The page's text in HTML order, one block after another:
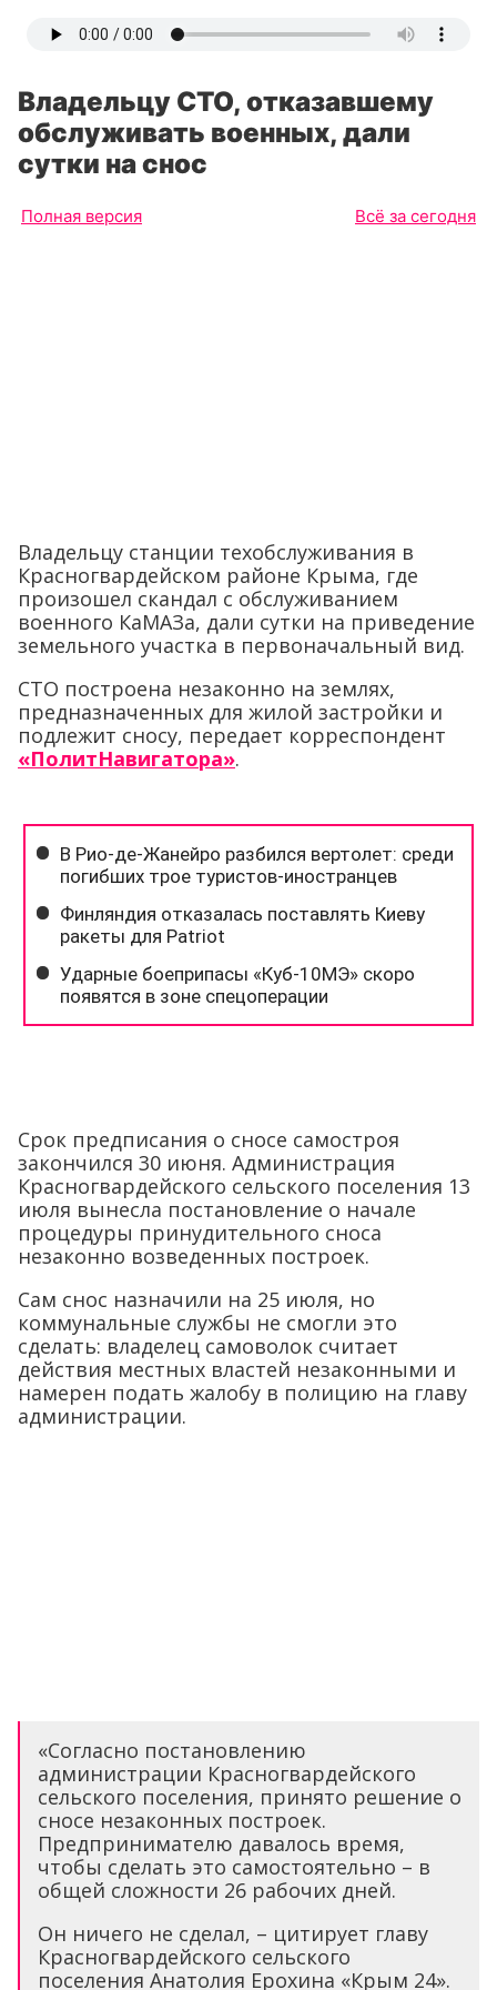
Владельцу СТО, отказавшему
обслуживать военных, дали
сутки на снос
Полная версия Всё за сегодня
Владельцу станции техобслуживания в
Красногвардейском районе Крыма, где
произошел скандал с обслуживанием
военного КаМАЗа, дали сутки на приведение
земельного участка в первоначальный вид.
СТО построена незаконно на землях,
предназначенных для жилой застройки и
подлежит сносу, передает корреспондент
«ПолитНавигатора».
Срок предписания о сносе самостроя
закончился 30 июня. Администрация
Красногвардейского сельского поселения 13
июля вынесла постановление о начале
процедуры принудительного сноса
незаконно возведенных построек.
Сам снос назначили на 25 июля, но
коммунальные службы не смогли это
сделать: владелец самоволок считает
действия местных властей незаконными и
намерен подать жалобу в полицию на главу
администрации.
«Согласно постановлению
администрации Красногвардейского
сельского поселения, принято решение о
сносе незаконных построек.
Предпринимателю давалось время,
чтобы сделать это самостоятельно – в
общей сложности 26 рабочих дней.
Он ничего не сделал, – цитирует главу
Красногвардейского сельского
поселения Анатолия Ерохина «Крым 24».